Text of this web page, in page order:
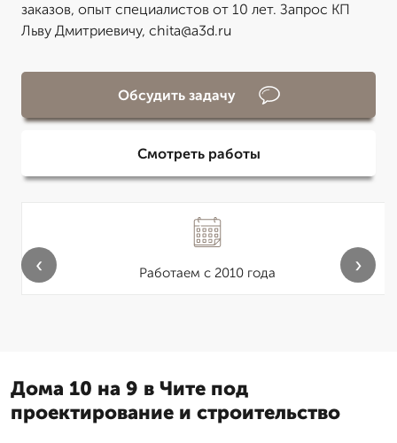
заказов, опыт специалистов от 10 лет. Запрос КП
Льву Дмитриевичу, chita@a3d.ru
Обсудить задачу
Смотреть работы
Работаем с 2010 года
‹ ›
Дома 10 на 9 в Чите под
проектирование и строительство